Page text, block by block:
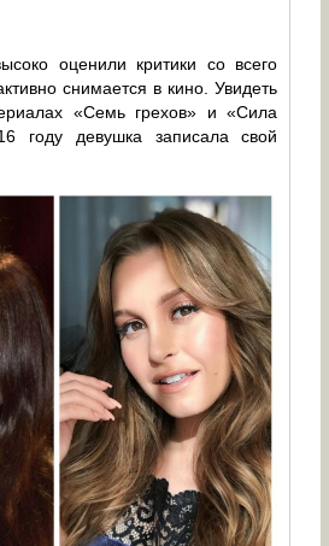
оценили критики со всего
снимается в кино. Увидеть
«Семь грехов» и «Сила
году девушка записала свой